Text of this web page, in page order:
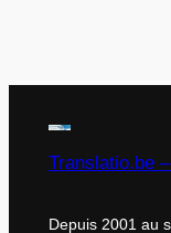
Translatio.be
Depuis 2001 au